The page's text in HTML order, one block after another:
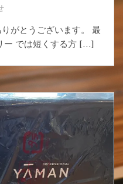
がとうございます。 最
ー では短くする方 […]